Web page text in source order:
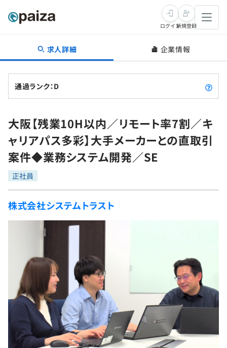
転職・キャリア
転職成功ガイド
転職エージェント
インタビュー
転職成功ガイド
新卒就活
求人検索
本選考
インターン
新卒エージェント
イベント・セミナー
インタビュー
就活成功ガイド
学習
問題集
4択課題
プラン
個人向けプラン
法人向けプラン
スキルチェック
プログラミング言語
ゲーム・マンガ
Tech Team Journal
note
paizaとは？
ログイン新規登録
求人詳細 企業情報
通過ランク：D
大阪【残業10H以内／リモート率7割／キ
ャリアパス多彩】大手メーカーとの直取引
案件◆業務システム開発／SE
正社員
株式会社システムトラスト